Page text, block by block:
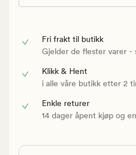
Fri frakt til butikk
Gjelder de flester varer -
Klikk & Hent
i alle våre butikk etter 2
Enkle returer
14 dager åpent kjøp og